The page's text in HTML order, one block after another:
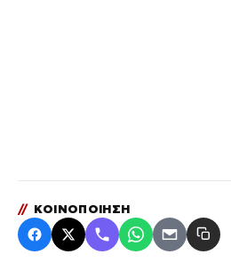
// ΚΟΙΝΟΠΟΙΗΣΗ